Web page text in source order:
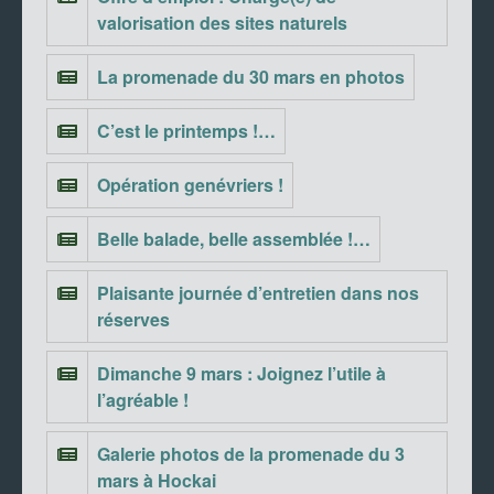
valorisation des sites naturels
La promenade du 30 mars en photos
C’est le printemps !…
Opération genévriers !
Belle balade, belle assemblée !…
Plaisante journée d’entretien dans nos
réserves
Dimanche 9 mars : Joignez l’utile à
l’agréable !
Galerie photos de la promenade du 3
mars à Hockai